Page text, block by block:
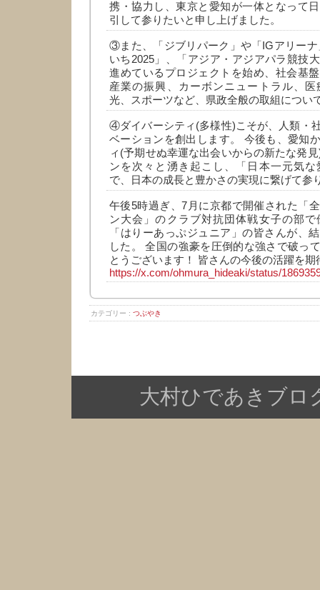
携・協力し、東京と愛知が一体となって
引して参りたいと申し上げました。
③また、「ジブリパーク」や「IGアリー
いち2025」、「アジア・アジアパラ競技
進めているプロジェクトを始め、社会基
産業の振興、カーボンニュートラル、
光、スポーツなど、県政全般の取組につい
④ダイバーシティ(多様性)こそが、人類・
ベーションを創出します。 今後も、愛知
ィ(予期せぬ幸運な出会いからの新たな発
ンを次々と湧き起こし、「日本一元気
で、日本の成長と豊かさの実現に繋げて参
午後5時過ぎ、7月に京都で開催された「
ン大会」のクラブ対抗団体戦女子の部
「はりーあっぷジュニア」の皆さんが、
した。 全国の強豪を圧倒的な強さで破っ
とうございます！ 皆さんの今後の活躍を期
https://x.com/ohmura_hideaki/status/
カテゴリー : つぶやき
大村ひであきブロ